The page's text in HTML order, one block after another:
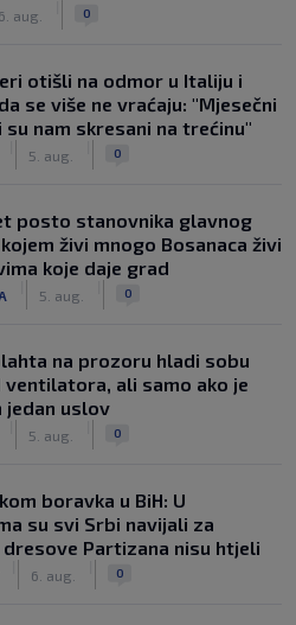
6. aug. 0
otišli na odmor u Italiju i
se više ne vraćaju: "Mjesečni
nam skresani na trećinu"
5. aug. 0
posto stanovnika glavnog
živi mnogo Bosanaca živi
koje daje grad
5. aug. 0
na prozoru hladi sobu
ventilatora, ali samo ako je
jedan uslov
5. aug. 0
boravka u BiH: U
su svi Srbi navijali za
dresove Partizana nisu htjeli
6. aug. 0